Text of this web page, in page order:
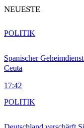
NEUESTE
Spanischer
Ceuta
17:42
POLITIK
POLITIK